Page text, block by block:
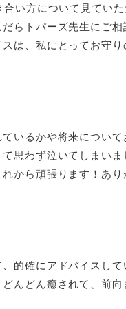
い方について見てい
らトパーズ先生にご
は、私にとってお守り
いるかや将来につい
思わず泣いてしまい
から頑張ります！あり
的確にアドバイスし
んどん癒されて、前